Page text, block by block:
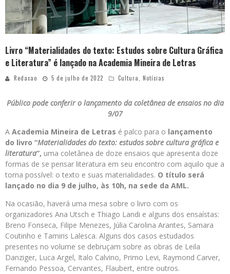
Livro “Materialidades do texto: Estudos sobre Cultura Gráfica
e Literatura” é lançado na Academia Mineira de Letras
Redacao 5 de julho de 2022 Cultura, Notícias
Público pode conferir o lançamento da coletânea de ensaios no dia
9/07
A Academia Mineira de Letras é palco para o lançamento
do livro “Materialidades do texto: estudos sobre cultura gráfica e
literatura”, uma coletânea de doze ensaios que apresenta doze
formas de se pensar literatura em seu encontro com aquilo que a
torna possível: o texto e suas materialidades. O título será
lançado no dia 9 de julho, às 10h, na sede da AML.
Na ocasião, haverá uma mesa sobre o livro com os
organizadores Ana Utsch e Thiago Landi e alguns dos ensaístas:
Breno Fonseca, Filipe Menezes, Júlia Carolina Arantes, Samara
Coutinho e Tamiris Lalesca. Alguns dos casos estudados
presentes no volume se debruçam sobre as obras de Leila
Danziger, Luca Argel, Italo Calvino, Primo Levi, Raymond Carver,
Fernando Pessoa, Cervantes, Flaubert, entre outros.